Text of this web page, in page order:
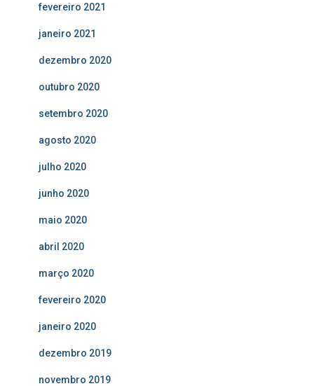
fevereiro 2021
janeiro 2021
dezembro 2020
outubro 2020
setembro 2020
agosto 2020
julho 2020
junho 2020
maio 2020
abril 2020
março 2020
fevereiro 2020
janeiro 2020
dezembro 2019
novembro 2019